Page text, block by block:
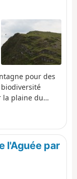
pour des
la plaine du
sur le
en partie à
Soum de la
parcours offre
l'Aguée par